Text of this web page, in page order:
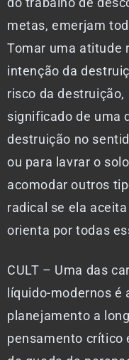
metas, emerjam
Tomar uma atitude
intenção da
risco da
significado de uma
destruição no
ou para lavrar o
acomodar outros
radical se ela
orienta por todas
CULT – Uma das
líquido-modernos é
planejamento a
pensamento crítico